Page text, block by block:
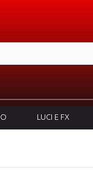
LUCI E FX